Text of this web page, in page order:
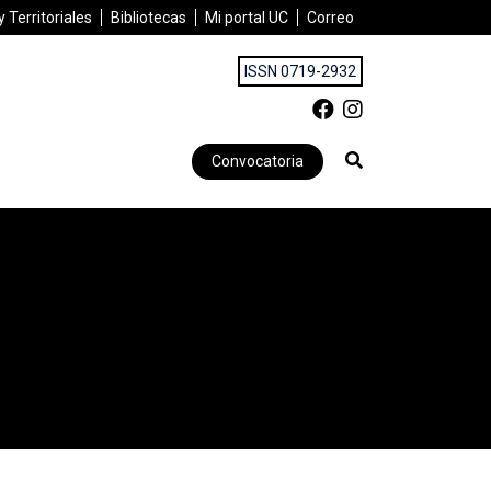
Territoriales Bibliotecas Mi portal UC Correo
ISSN 0719-2932
Convocatoria